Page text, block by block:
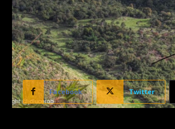
Facebook Twitter